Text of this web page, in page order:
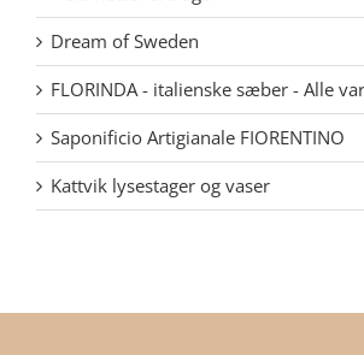
Dream of Sweden
FLORINDA - italienske sæber - Alle
Saponificio Artigianale FIORENTINO
Kattvik lysestager og vaser